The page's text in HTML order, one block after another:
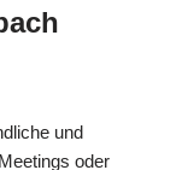
und
oder